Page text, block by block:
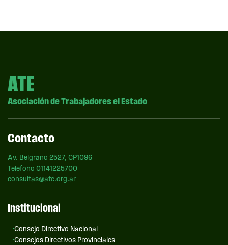
ATE
Asociación de Trabajadores el Estado
Contacto
Av. Belgrano 2527, CP1096
Telefono 01141225700
consultas@ate.org.ar
Institucional
Consejo Directivo Nacional
Consejos Directivos Provinciales